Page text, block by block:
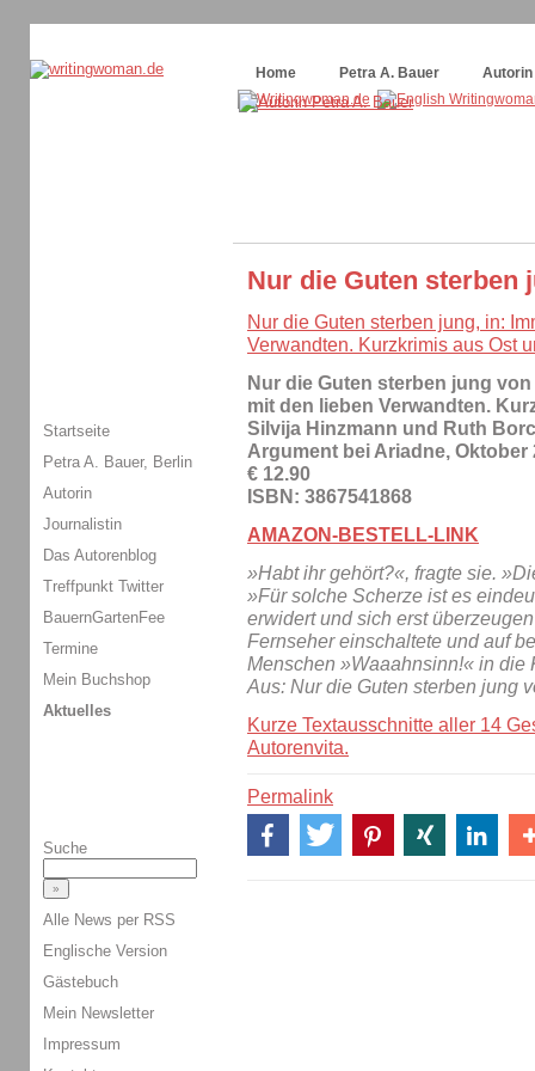
Home
Petra A. Bauer Autorin
Nur die Guten sterben
Nur die Guten sterben jung, in:
Verwandten. Kurzkrimis aus Ost
Nur die Guten sterben jung
mit den lieben Verwandten.
Silvija Hinzmann und Ruth
Argument bei Ariadne, Oktober
€ 12.90
ISBN: 3867541868
AMAZON-BESTELL-LINK
»Habt ihr gehört?«, fragte sie.
»Für solche Scherze ist es
erwidert und sich erst
Fernseher einschaltete und auf
Menschen »Waaahnsinn!« in die
Aus: Nur die Guten sterben jung
Kurze Textausschnitte aller 14
Autorenvita.
Permalink
Startseite
Petra A. Bauer, Berlin
Autorin
Journalistin
Das Autorenblog
Treffpunkt Twitter
BauernGartenFee
Termine
Mein Buchshop
Aktuelles
Suche
Alle News per RSS
Englische Version
Gästebuch
Mein Newsletter
Impressum